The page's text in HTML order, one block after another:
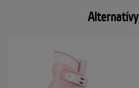
Alternatívy